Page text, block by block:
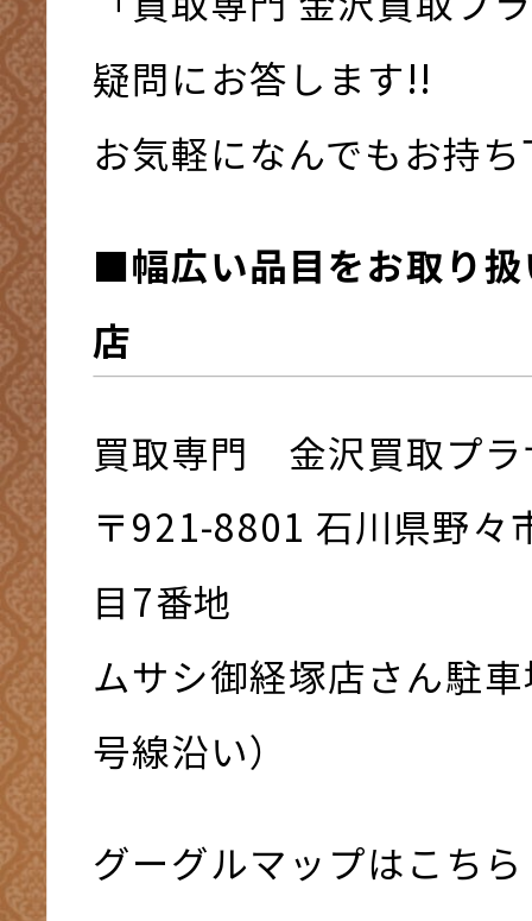
疑問にお答します!!
お気軽になんでもお持
■幅広い品目をお取り
店
買取専門 金沢買取プラ
〒921-8801 ⽯川県野々
⽬7番地
ムサシ御経塚店さん駐
号線沿い）
グーグルマップはこちら